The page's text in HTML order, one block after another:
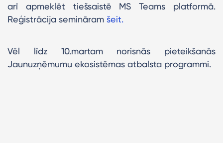
arī apmeklēt tiešsaistē MS Teams platformā.
Reģistrācija semināram šeit.
Vēl līdz 10.martam norisnās pieteikšanās
Jaunuzņēmumu ekosistēmas atbalsta programmi.